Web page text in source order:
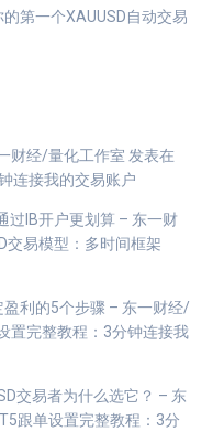
第一个XAUUSD自动交易
财经/量化工作室 发表在
连接我的交易账户
过IB开户更划算 – 东一财
交易模型：多时间框架
利的5个步骤 – 东一财经/
置完整教程：3分钟连接我
交易者为什么选它？ – 东
跟单设置完整教程：3分